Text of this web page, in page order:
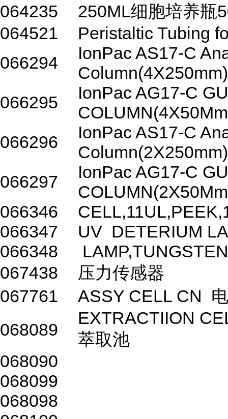
064235
250ML细胞培养瓶
064521
Peristaltic Tubing
066294
IonPac AS17-C
066295
IonPac AG17-C
066296
IonPac AS17-C
066297
IonPac AG17-C
066346
066347
UV DETERIUM
066348
067438
压力传感器
067761
ASSY CELL CN
068089
EXTRACTIION
萃取池
068090
068099
068098